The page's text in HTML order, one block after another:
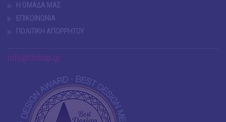
Η ΟΜΑΔΑ ΜΑΣ
ΕΠΙΚΟΙΝΩΝΙΑ
ΠΟΛΙΤΙΚΗ ΑΠΟΡΡΗΤΟΥ
info@debop.gr